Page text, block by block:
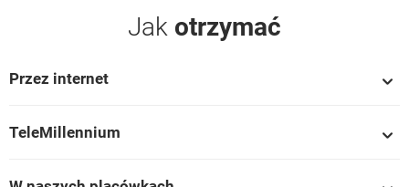
Jak otrzymać
Przez internet
TeleMillennium